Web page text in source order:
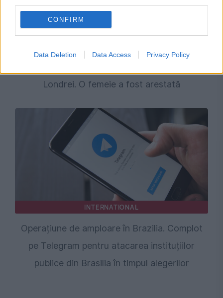
CONFIRM
Data Deletion Data Access Privacy Policy
Londrei. O femeie a fost arestată
INTERNATIONAL
Operațiune de amploare în Brazilia. Complot
pe Telegram pentru atacarea instituțiilor
publice din Brasilia în timpul alegerilor